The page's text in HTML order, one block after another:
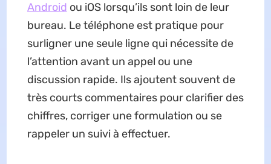
Android ou iOS lorsqu’ils sont loin de leur
bureau. Le téléphone est pratique pour
surligner une seule ligne qui nécessite de
l’attention avant un appel ou une
discussion rapide. Ils ajoutent souvent de
très courts commentaires pour clarifier des
chiffres, corriger une formulation ou se
rappeler un suivi à effectuer.